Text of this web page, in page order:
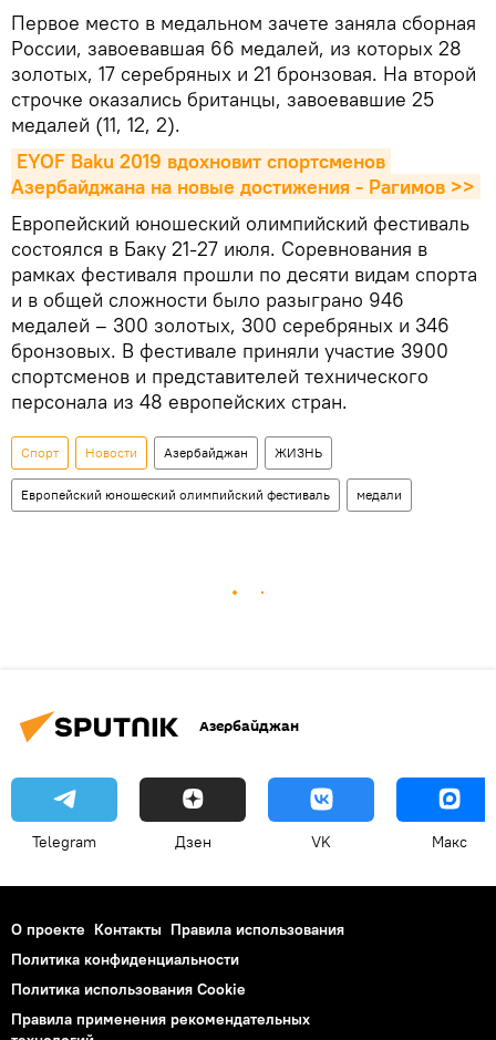
Первое место в медальном зачете заняла сборная
России, завоевавшая 66 медалей, из которых 28
золотых, 17 серебряных и 21 бронзовая. На второй
строчке оказались британцы, завоевавшие 25
медалей (11, 12, 2).
EYOF Baku 2019 вдохновит спортсменов
Азербайджана на новые достижения - Рагимов >>
Европейский юношеский олимпийский фестиваль
состоялся в Баку 21-27 июля. Соревнования в
рамках фестиваля прошли по десяти видам спорта
и в общей сложности было разыграно 946
медалей – 300 золотых, 300 серебряных и 346
бронзовых. В фестивале приняли участие 3900
спортсменов и представителей технического
персонала из 48 европейских стран.
Спорт Новости Азербайджан ЖИЗНЬ
Европейский юношеский олимпийский фестиваль медали
Азербайджан
Telegram Дзен VK Макс
О проекте Контакты Правила использования
Политика конфиденциальности
Политика использования Cookie
Правила применения рекомендательных